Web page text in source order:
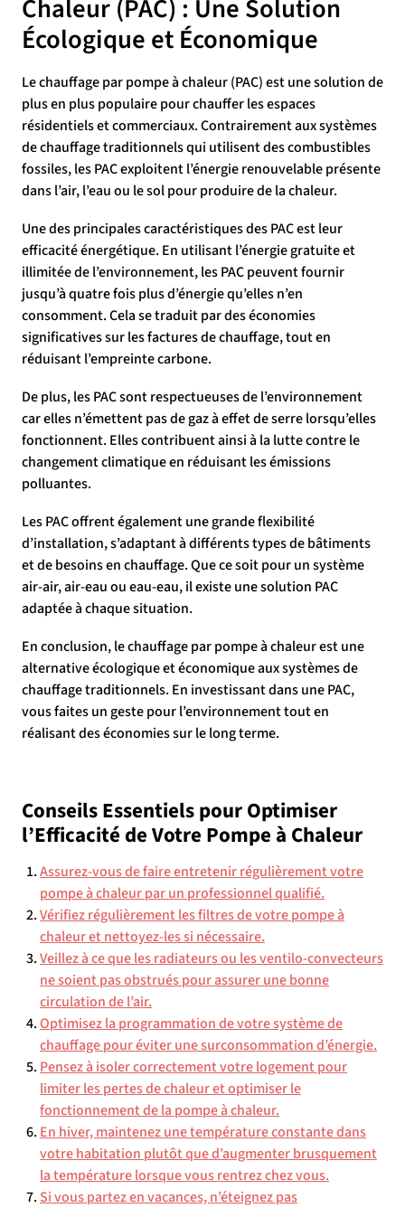
Chaleur (PAC) : Une Solution
Écologique et Économique
Le chauffage par pompe à chaleur (PAC) est une solution de
plus en plus populaire pour chauffer les espaces
résidentiels et commerciaux. Contrairement aux systèmes
de chauffage traditionnels qui utilisent des combustibles
fossiles, les PAC exploitent l’énergie renouvelable présente
dans l’air, l’eau ou le sol pour produire de la chaleur.
Une des principales caractéristiques des PAC est leur
efficacité énergétique. En utilisant l’énergie gratuite et
illimitée de l’environnement, les PAC peuvent fournir
jusqu’à quatre fois plus d’énergie qu’elles n’en
consomment. Cela se traduit par des économies
significatives sur les factures de chauffage, tout en
réduisant l’empreinte carbone.
De plus, les PAC sont respectueuses de l’environnement
car elles n’émettent pas de gaz à effet de serre lorsqu’elles
fonctionnent. Elles contribuent ainsi à la lutte contre le
changement climatique en réduisant les émissions
polluantes.
Les PAC offrent également une grande flexibilité
d’installation, s’adaptant à différents types de bâtiments
et de besoins en chauffage. Que ce soit pour un système
air-air, air-eau ou eau-eau, il existe une solution PAC
adaptée à chaque situation.
En conclusion, le chauffage par pompe à chaleur est une
alternative écologique et économique aux systèmes de
chauffage traditionnels. En investissant dans une PAC,
vous faites un geste pour l’environnement tout en
réalisant des économies sur le long terme.
Conseils Essentiels pour Optimiser
l’Efficacité de Votre Pompe à Chaleur
Assurez-vous de faire entretenir régulièrement votre
pompe à chaleur par un professionnel qualifié.
Vérifiez régulièrement les filtres de votre pompe à
chaleur et nettoyez-les si nécessaire.
Veillez à ce que les radiateurs ou les ventilo-convecteurs
ne soient pas obstrués pour assurer une bonne
circulation de l’air.
Optimisez la programmation de votre système de
chauffage pour éviter une surconsommation d’énergie.
Pensez à isoler correctement votre logement pour
limiter les pertes de chaleur et optimiser le
fonctionnement de la pompe à chaleur.
En hiver, maintenez une température constante dans
votre habitation plutôt que d’augmenter brusquement
la température lorsque vous rentrez chez vous.
Si vous partez en vacances, n’éteignez pas